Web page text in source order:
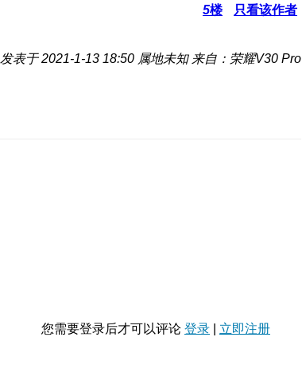
5楼 只看该作者
发表于 2021-1-13 18:50 属地未知 来自：荣耀V30 Pro
您需要登录后才可以评论 登录 立即注册